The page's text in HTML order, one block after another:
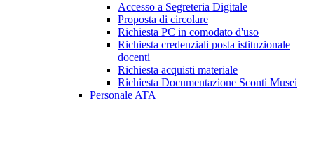
Accesso a Segreteria Digitale
Proposta di circolare
Richiesta PC in comodato d'uso
Richiesta credenziali posta istituzionale
docenti
Richiesta acquisti materiale
Richiesta Documentazione Sconti Musei
Personale ATA